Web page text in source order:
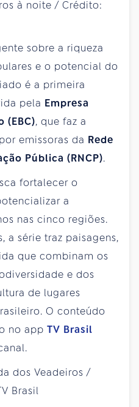
sobre a riqueza
e o potencial do
é a primeira
pela Empresa
(EBC), que faz a
emissoras da Rede
Pública (RNCP).
fortalecer o
a
nas cinco regiões.
a série traz paisagens,
que combinam os
e dos
de lugares
O conteúdo
no app TV Brasil